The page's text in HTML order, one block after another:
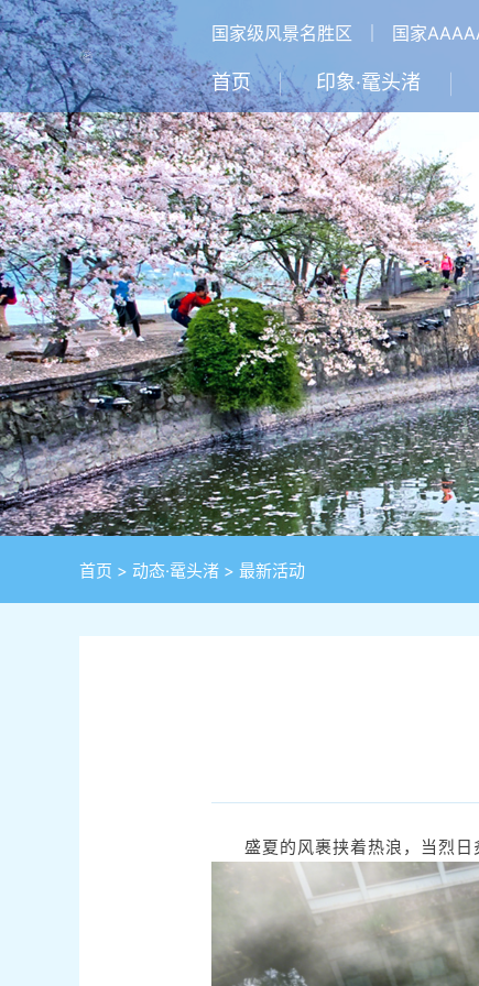
国家级风景名胜区 国家
首页 印象·鼋头渚
首页 > 动态·鼋头渚 > 最新活动
盛夏的风裹挟着热浪，当烈